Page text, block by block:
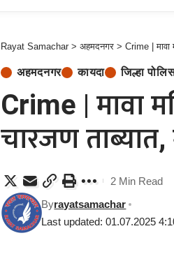
Rayat Samachar > अहमदनगर > Crime | मावा
अहमदनगर कायदा जिल्हा
Crime | मावा
चारजण ताब्यात,
Last updated: 01.07.2025
Byrayatsamachar
2 Min Read